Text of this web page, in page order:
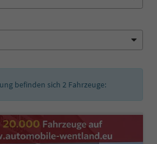
befinden sich 2 Fahrzeuge: